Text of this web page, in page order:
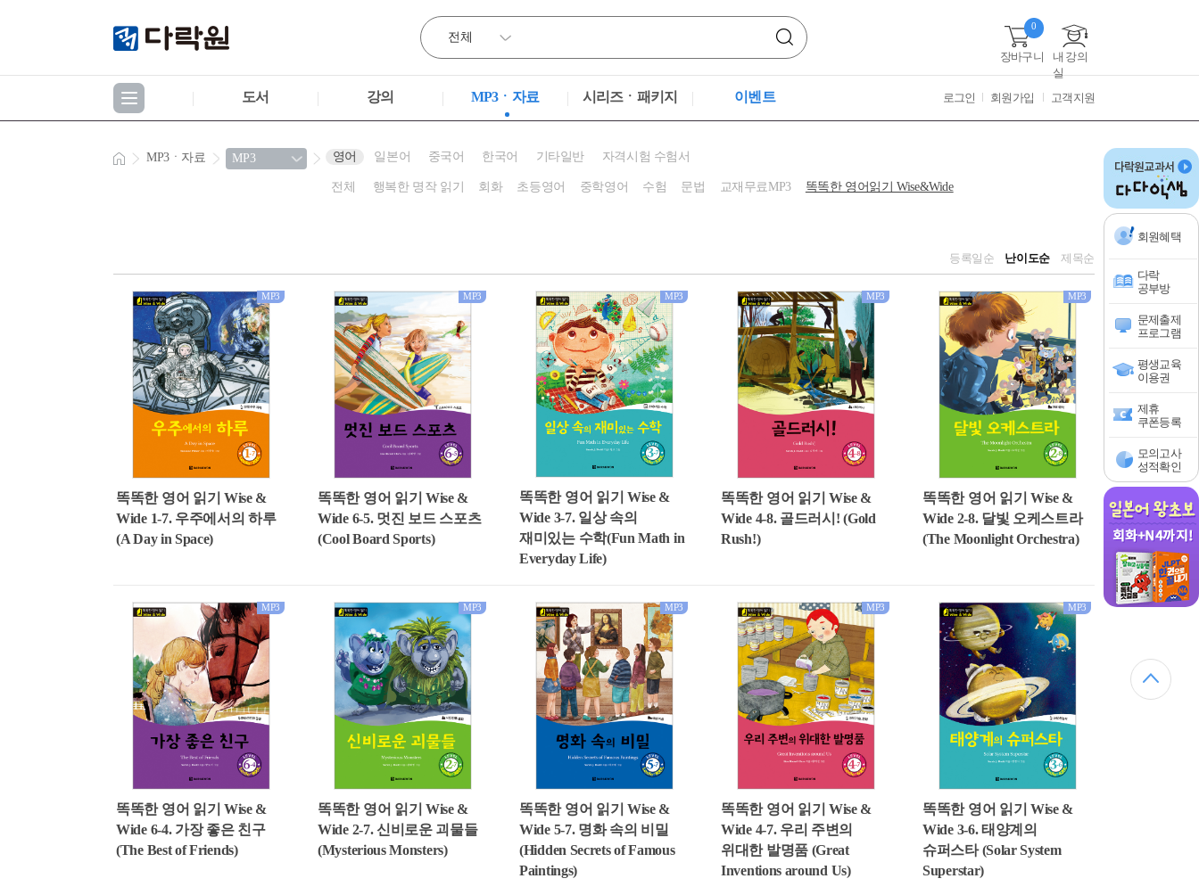
장바구니
0
내 강의
실
도서 강의 MP3ㆍ자료 시리즈ㆍ패키지 이벤트 로그인 회원가입 고객지원
회원혜택
다락
공부방
문제출제
프로그램
평생교육
이용권
제휴
쿠폰등록
모의고사
성적확인
MP3ㆍ자료 영어 일본어 중국어 한국어 기타일반 자격시험 수험서
전체 행복한 명작 읽기 회화 초등영어 중학영어 수험 문법 교재무료MP3 똑똑한 영어읽기 Wise&Wide
등록일순 난이도순 제목순
MP3
똑똑한 영어 읽기 Wise &
Wide 1-7. 우주에서의 하루
(A Day in Space)
MP3
똑똑한 영어 읽기 Wise &
Wide 6-5. 멋진 보드 스포츠
(Cool Board Sports)
MP3
똑똑한 영어 읽기 Wise &
Wide 3-7. 일상 속의
재미있는 수학(Fun Math in
Everyday Life)
MP3
똑똑한 영어 읽기 Wise &
Wide 4-8. 골드러시! (Gold
Rush!)
MP3
똑똑한 영어 읽기 Wise &
Wide 2-8. 달빛 오케스트라
(The Moonlight Orchestra)
MP3
똑똑한 영어 읽기 Wise &
Wide 6-4. 가장 좋은 친구
(The Best of Friends)
MP3
똑똑한 영어 읽기 Wise &
Wide 2-7. 신비로운 괴물들
(Mysterious Monsters)
MP3
똑똑한 영어 읽기 Wise &
Wide 5-7. 명화 속의 비밀
(Hidden Secrets of Famous
Paintings)
MP3
똑똑한 영어 읽기 Wise &
Wide 4-7. 우리 주변의
위대한 발명품 (Great
Inventions around Us)
MP3
똑똑한 영어 읽기 Wise &
Wide 3-6. 태양계의
슈퍼스타 (Solar System
Superstar)